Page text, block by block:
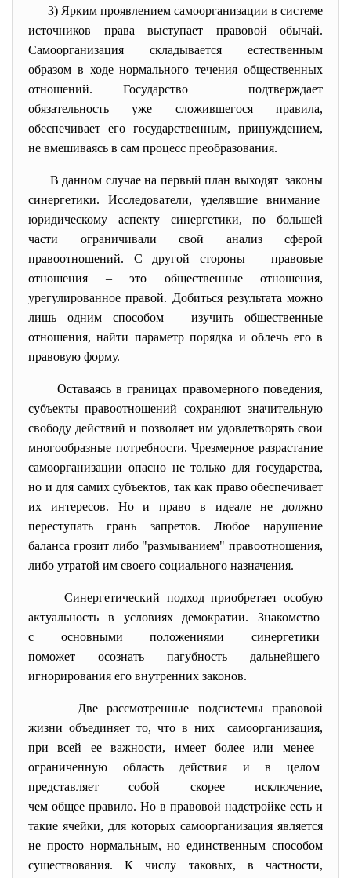
3) Ярким проявлением самоорганизации в системе
источников права выступает правовой обычай.
Самоорганизация складывается естественным
образом в ходе нормального течения общественных
отношений. Государство подтверждает
обязательность уже сложившегося правила,
обеспечивает его государственным, принуждением,
не вмешиваясь в сам процесс преобразования.
В данном случае на первый план выходят законы
синергетики. Исследователи, уделявшие внимание
юридическому аспекту синергетики, по большей
части ограничивали свой анализ сферой
правоотношений. С другой стороны – правовые
отношения – это общественные отношения,
урегулированное правой. Добиться результата можно
лишь одним способом – изучить общественные
отношения, найти параметр порядка и облечь его в
правовую форму.
Оставаясь в границах правомерного поведения,
субъекты правоотношений сохраняют значительную
свободу действий и позволяет им удовлетворять свои
многообразные потребности. Чрезмерное разрастание
самоорганизации опасно не только для государства,
но и для самих субъектов, так как право обеспечивает
их интересов. Но и право в идеале не должно
переступать грань запретов. Любое нарушение
баланса грозит либо "размыванием" правоотношения,
либо утратой им своего социального назначения.
Синергетический подход приобретает особую
актуальность в условиях демократии. Знакомство
с основными положениями синергетики
поможет осознать пагубность дальнейшего
игнорирования его внутренних законов.
Две рассмотренные подсистемы правовой
жизни объединяет то, что в них самоорганизация,
при всей ее важности, имеет более или менее
ограниченную область действия и в целом
представляет собой скорее исключение,
чем общее правило. Но в правовой надстройке есть и
такие ячейки, для которых самоорганизация является
не просто нормальным, но единственным способом
существования. К числу таковых, в частности,